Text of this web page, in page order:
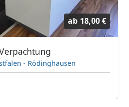
ab 18,00 €
- Rödinghausen